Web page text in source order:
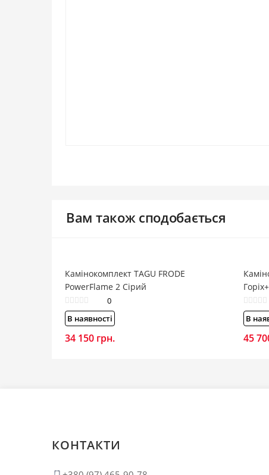
Вам також сподобається
Камінокомплект TAGU FRODE
PowerFlame 2 Сірий
0
В наявності
34 150 грн.
В
45
КОНТАКТИ